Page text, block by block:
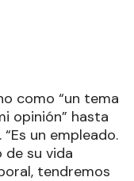
como “un tema
opinión” hasta
un empleado.
su vida
tendremos